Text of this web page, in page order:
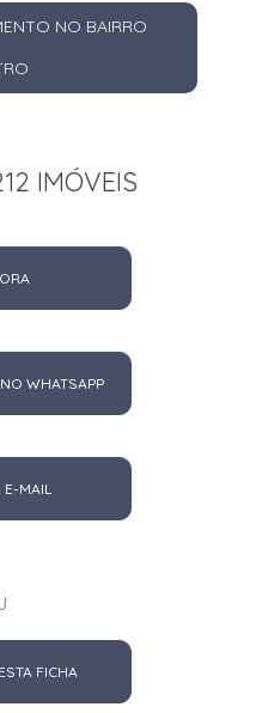
NO BAIRRO
IMÓVEIS
WHATSAPP
MAIL
FICHA